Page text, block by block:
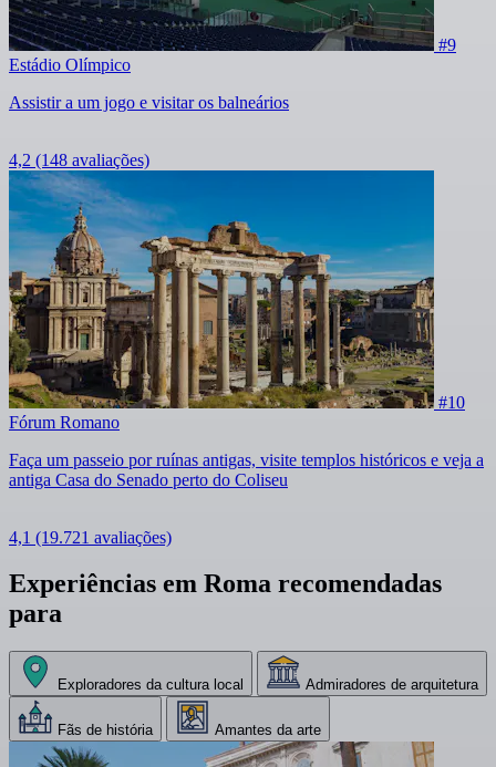
#9
Estádio Olímpico
Assistir a um jogo e visitar os balneários
4,2 (148 avaliações)
#10
Fórum Romano
Faça um passeio por ruínas antigas, visite templos históricos e veja a
antiga Casa do Senado perto do Coliseu
4,1 (19.721 avaliações)
Experiências em Roma recomendadas
para
Exploradores da cultura local Admiradores de arquitetura
Fãs de história Amantes da arte